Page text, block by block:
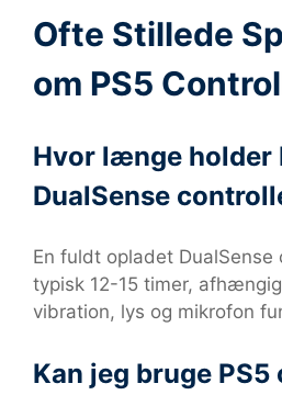
Ofte Stillede
om PS5
Hvor længe holder
DualSense
En fuldt opladet DualSense
typisk 12-15 timer,
vibration, lys og mikrofon
Kan jeg bruge